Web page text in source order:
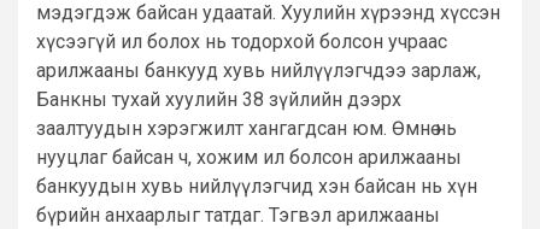
мэдэгдэж байсан удаатай. Хуулийн хүрээнд хүссэн
хүсээгүй ил болох нь тодорхой болсон учраас
арилжааны банкууд хувь нийлүүлэгчдээ зарлаж,
Банкны тухай хуулийн 38 зүйлийн дээрх
заалтуудын хэрэгжилт хангагдсан юм. Өмнө нь
нууцлаг байсан ч, хожим ил болсон арилжааны
банкуудын хувь нийлүүлэгчид хэн байсан нь хүн
бүрийн анхаарлыг татдаг. Тэгвэл арилжааны